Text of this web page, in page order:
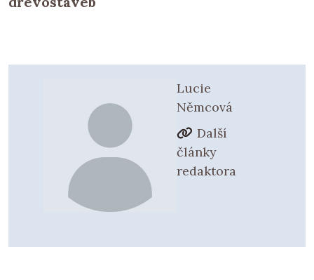
Lucie
Němcová
Další
články
redaktora